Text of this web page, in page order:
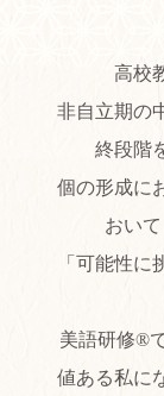
高校
非自立期の
終段階
個の形成に
おい
「可能性
美語研修®
値ある私に